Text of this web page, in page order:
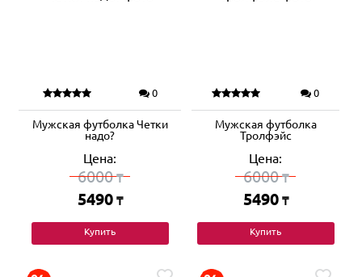
0
Мужская футболка Четки
надо?
Цена:
6000₸
5490 ₸
Купить
0
Мужская футболка
Тролфэйс
Цена:
6000₸
5490 ₸
Купить